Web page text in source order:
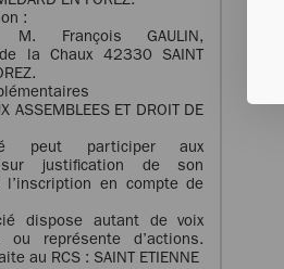
:
François GAULIN,
la Chaux 42330 SAINT
ASSEMBLEES ET DROIT DE
peut participer aux
sur justification de son
en compte de
dispose autant de voix
ou représente d’actions.
au RCS : SAINT ETIENNE